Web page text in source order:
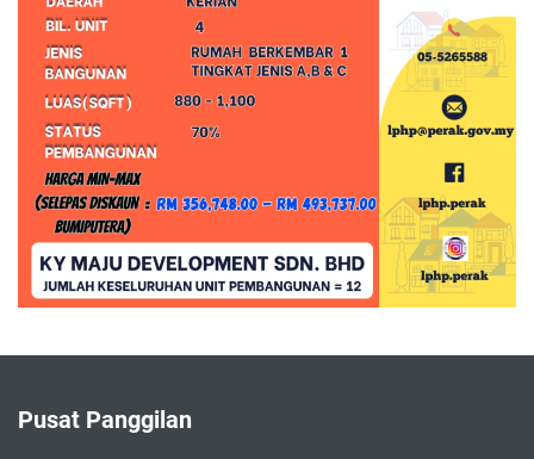
Pusat Panggilan